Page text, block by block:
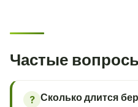
Частые
? Сколько длится